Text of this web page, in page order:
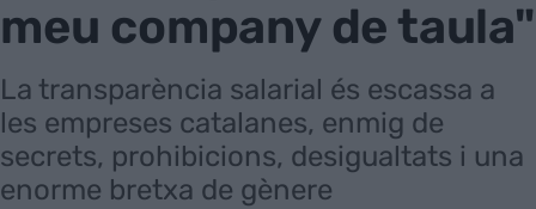
meu company de taula"
La transparència salarial és escassa a
les empreses catalanes, enmig de
secrets, prohibicions, desigualtats i una
enorme bretxa de gènere